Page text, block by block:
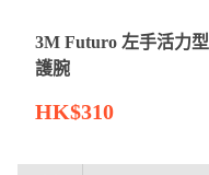
3M Futuro 左手活力型
護腕
HK$310